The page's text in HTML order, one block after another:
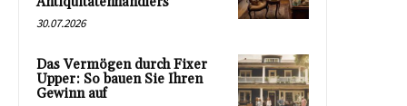
30.07.2026
Das Vermögen durch Fixer
Upper: So bauen Sie Ihren
Gewinn auf